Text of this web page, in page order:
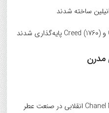
ساخته شدند
مدرن
کوکو شنل با معرفی Chanel No.5 (1921) انقلابی در صنعت عطر